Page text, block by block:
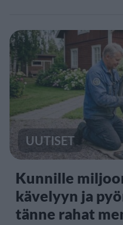
UUTISET
Kunnille
kävelyyn ja
tänne rahat